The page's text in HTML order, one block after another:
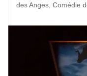
des Anges , Comédie